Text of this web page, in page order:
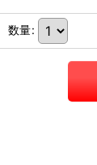
数量: